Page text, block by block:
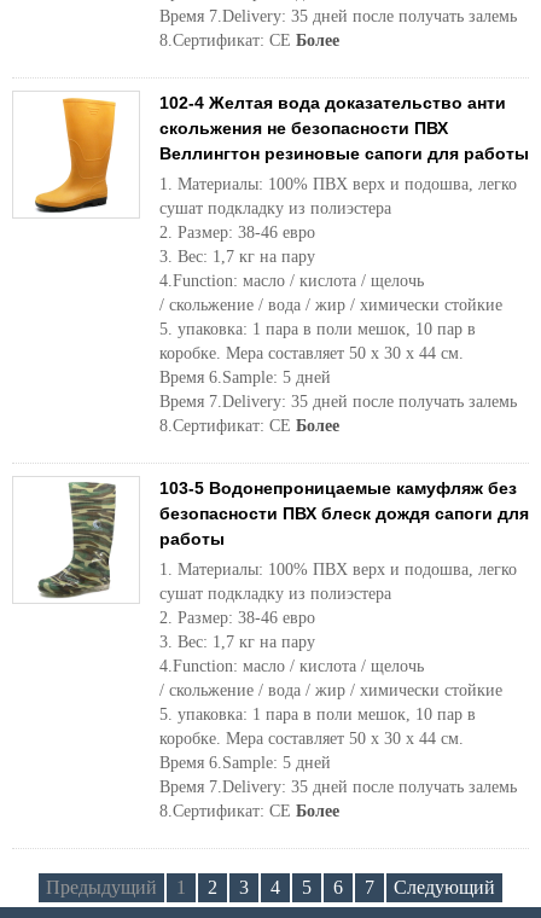
Время 7.Delivery: 35 дней после получать залемь
8.Сертификат: CE Более
102-4 Желтая вода доказательство анти
скольжения не безопасности ПВХ
Веллингтон резиновые сапоги для работы
1. Материалы: 100% ПВХ верх и подошва, легко
сушат подкладку из полиэстера
2. Размер: 38-46 евро
3. Вес: 1,7 кг на пару
4.Function: масло / кислота / щелочь
/ скольжение / вода / жир / химически стойкие
5. упаковка: 1 пара в поли мешок, 10 пар в
коробке. Мера составляет 50 х 30 х 44 см.
Время 6.Sample: 5 дней
Время 7.Delivery: 35 дней после получать залемь
8.Сертификат: CE Более
103-5 Водонепроницаемые камуфляж без
безопасности ПВХ блеск дождя сапоги для
работы
1. Материалы: 100% ПВХ верх и подошва, легко
сушат подкладку из полиэстера
2. Размер: 38-46 евро
3. Вес: 1,7 кг на пару
4.Function: масло / кислота / щелочь
/ скольжение / вода / жир / химически стойкие
5. упаковка: 1 пара в поли мешок, 10 пар в
коробке. Мера составляет 50 х 30 х 44 см.
Время 6.Sample: 5 дней
Время 7.Delivery: 35 дней после получать залемь
8.Сертификат: CE Более
Предыдущий 1 2 3 4 5 6 7 Следующий